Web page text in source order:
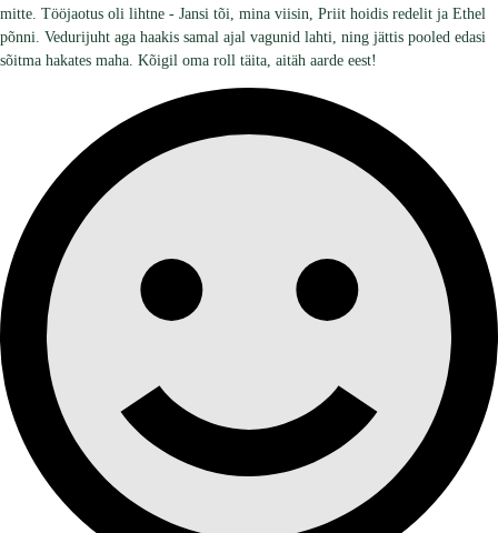
mitte. Tööjaotus oli lihtne - Jansi tõi, mina viisin, Priit hoidis redelit ja Ethel
põnni. Vedurijuht aga haakis samal ajal vagunid lahti, ning jättis pooled edasi
sõitma hakates maha. Kõigil oma roll täita, aitäh aarde eest!